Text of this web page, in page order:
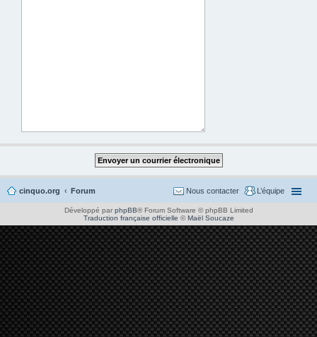
cinquo.org Forum L’équipe
Nous contacter
Développé par phpBB® Forum Software © phpBB Limited
Traduction française officielle ©Maël Soucaze